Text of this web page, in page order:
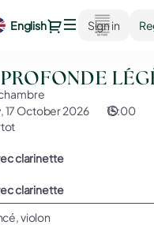
English Dialog
Sign in
PROFONDE
17 October 2026
15:00
clarinette
clarinette
violon